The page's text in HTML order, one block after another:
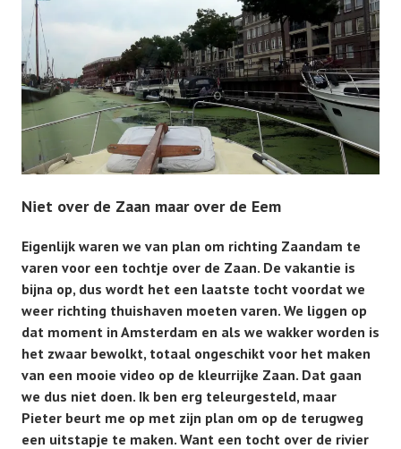
Niet over de Zaan maar over de Eem
Eigenlijk waren we van plan om richting Zaandam te
varen voor een tochtje over de Zaan. De vakantie is
bijna op, dus wordt het een laatste tocht voordat we
weer richting thuishaven moeten varen. We liggen op
dat moment in Amsterdam en als we wakker worden is
het zwaar bewolkt, totaal ongeschikt voor het maken
van een mooie video op de kleurrijke Zaan. Dat gaan
we dus niet doen. Ik ben erg teleurgesteld, maar
Pieter beurt me op met zijn plan om op de terugweg
een uitstapje te maken. Want een tocht over de rivier